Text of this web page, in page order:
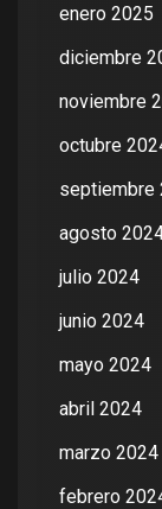
enero 2025
diciembre
noviembre
octubre
septiembre
agosto
julio 2024
junio 2024
mayo 2024
abril 2024
marzo 2024
febrero